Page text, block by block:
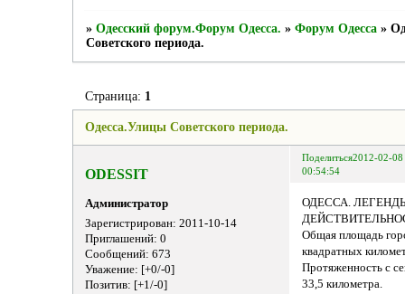
» Одесский форум.Форум Одесса. » Форум Одесса »
Советского периода.
Одесса.Улицы Советского периода.
Страница: 1
Поделиться2012-02-08
00:54:54
ODESSIT
Администратор
Зарегистрирован: 2011-10-14
Приглашений: 0
Сообщений: 673
Уважение: [+0/-0]
Позитив: [+1/-0]
ОДЕССА.
Общая площадь
квадратных
Протяженность с
33,5 километра.